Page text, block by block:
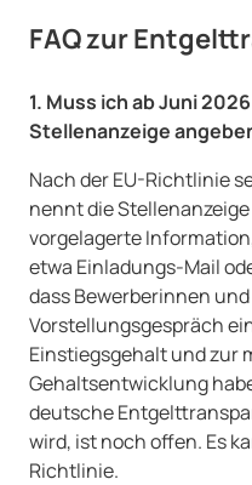
FAQ zur
1. Muss ich ab Juni
Stellenanzeige
Nach der EU-Richtlinie
nennt die
vorgelagerte
etwa Einladungs-Mail
dass Bewerberinnen
Vorstellungsgespräch
Einstiegsgehalt und zur
Gehaltsentwicklung
deutsche
wird, ist noch offen. Es
Richtlinie.